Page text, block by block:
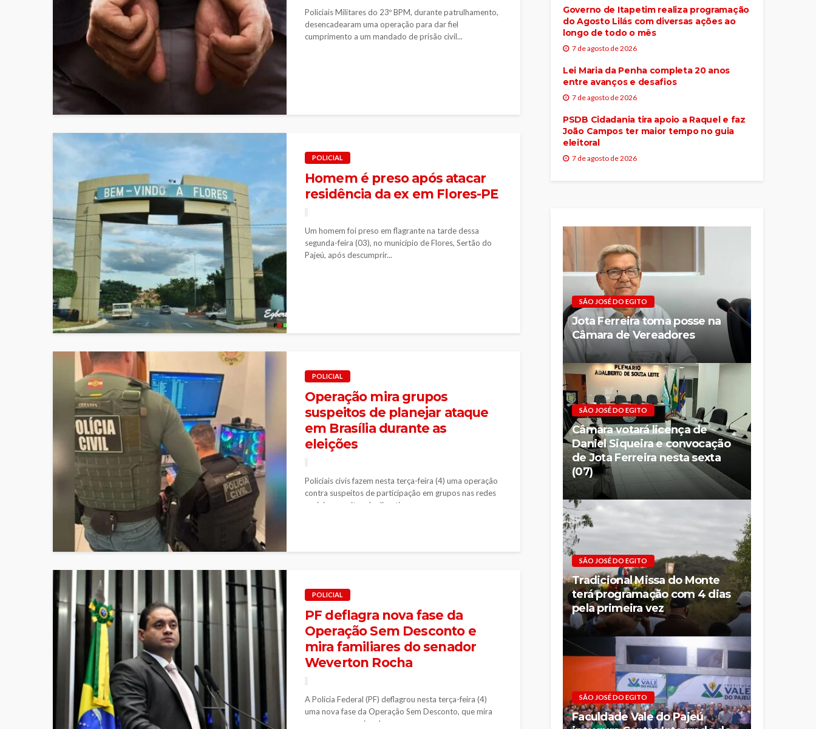
Policiais Militares do 23º BPM, durante patrulhamento,
desencadearam uma operação para dar fiel
cumprimento a um mandado de prisão civil...
POLICIAL
Homem é preso após atacar
residência da ex em Flores-PE
Um homem foi preso em flagrante na tarde dessa
segunda-feira (03), no município de Flores, Sertão do
Pajeú, após descumprir...
POLICIAL
Operação mira grupos
suspeitos de planejar ataque
em Brasília durante as
eleições
Policiais civis fazem nesta terça-feira (4) uma operação
contra suspeitos de participação em grupos nas redes
sociais suspeitos de discutir...
POLICIAL
PF deflagra nova fase da
Operação Sem Desconto e
mira familiares do senador
Weverton Rocha
A Polícia Federal (PF) deflagrou nesta terça-feira (4)
uma nova fase da Operação Sem Desconto, que mira
um esquema nacional...
Governo de Itapetim realiza programação
do Agosto Lilás com diversas ações ao
longo de todo o mês
7 de agosto de 2026
Lei Maria da Penha completa 20 anos
entre avanços e desafios
7 de agosto de 2026
PSDB Cidadania tira apoio a Raquel e faz
João Campos ter maior tempo no guia
eleitoral
7 de agosto de 2026
SÃO JOSÉ DO EGITO
Jota Ferreira toma posse na
Câmara de Vereadores
SÃO JOSÉ DO EGITO
Câmara votará licença de
Daniel Siqueira e convocação
de Jota Ferreira nesta sexta
(07)
SÃO JOSÉ DO EGITO
Tradicional Missa do Monte
terá programação com 4 dias
pela primeira vez
SÃO JOSÉ DO EGITO
Faculdade Vale do Pajeú